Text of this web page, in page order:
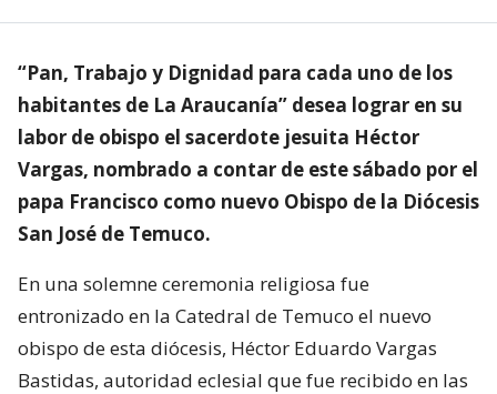
“Pan, Trabajo y Dignidad para cada uno de los
habitantes de La Araucanía” desea lograr en su
labor de obispo el sacerdote jesuita Héctor
Vargas, nombrado a contar de este sábado por el
papa Francisco como nuevo Obispo de la Diócesis
San José de Temuco.
En una solemne ceremonia religiosa fue
entronizado en la Catedral de Temuco el nuevo
obispo de esta diócesis, Héctor Eduardo Vargas
Bastidas, autoridad eclesial que fue recibido en las